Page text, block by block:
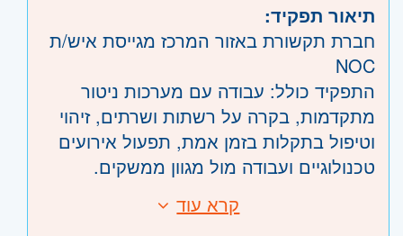
אשקלון, קרית מלאכי, ערד וים המלח
השפלה - ראשון לציון ונס- ציונה, רמלה לוד,
רחובות, יבנה
תיאור תפקיד:
חברת תקשורת באזור המרכז מגייסת איש/ת
NOC
התפקיד כולל: עבודה עם מערכות ניטור
מתקדמות, בקרה על רשתות ושרתים, זיהוי
וטיפול בתקלות בזמן אמת, תפעול אירועים
טכנולוגיים ועבודה מול מגוון ממשקים.
מובילה, לרכוש ניסיון מעשי ולהיכנס לעולם
קרא עוד